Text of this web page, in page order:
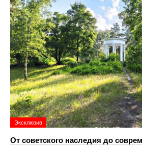
Эксклюзив
От советского наследия до